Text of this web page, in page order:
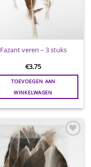
Fazant veren – 3 stuks
€3.75
TOEVOEGEN AAN
WINKELWAGEN
Toevoegen
aan
wenslijst